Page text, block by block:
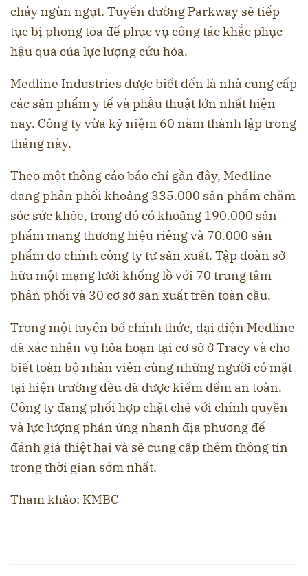
cháy ngùn ngụt. Tuyến đường Parkway sẽ tiếp
tục bị phong tỏa để phục vụ công tác khắc phục
hậu quả của lực lượng cứu hỏa.
Medline Industries được biết đến là nhà cung cấp
các sản phẩm y tế và phẫu thuật lớn nhất hiện
nay. Công ty vừa kỷ niệm 60 năm thành lập trong
tháng này.
Theo một thông cáo báo chí gần đây, Medline
đang phân phối khoảng 335.000 sản phẩm chăm
sóc sức khỏe, trong đó có khoảng 190.000 sản
phẩm mang thương hiệu riêng và 70.000 sản
phẩm do chính công ty tự sản xuất. Tập đoàn sở
hữu một mạng lưới khổng lồ với 70 trung tâm
phân phối và 30 cơ sở sản xuất trên toàn cầu.
Trong một tuyên bố chính thức, đại diện Medline
đã xác nhận vụ hỏa hoạn tại cơ sở ở Tracy và cho
biết toàn bộ nhân viên cùng những người có mặt
tại hiện trường đều đã được kiểm đếm an toàn.
Công ty đang phối hợp chặt chẽ với chính quyền
và lực lượng phản ứng nhanh địa phương để
đánh giá thiệt hại và sẽ cung cấp thêm thông tin
trong thời gian sớm nhất.
Tham khảo: KMBC